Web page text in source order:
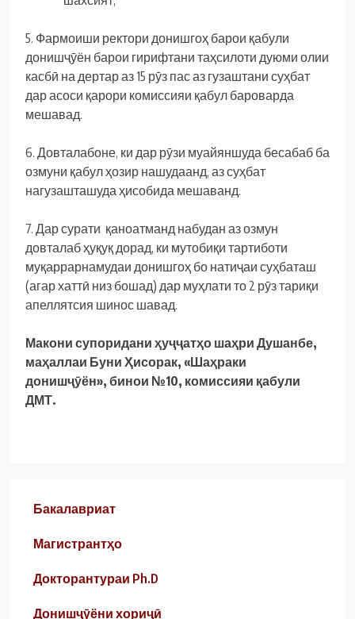
5. Фармоиши ректори донишгоҳ барои қабули
донишҷӯён барои гирифтани таҳсилоти дуюми олии
касбӣ на дертар аз 15 рӯз пас аз гузаштани суҳбат
дар асоси қарори комиссияи қабул бароварда
мешавад.
6. Довталабоне, ки дар рӯзи муайяншуда бесабаб ба
озмуни қабул ҳозир нашудаанд, аз суҳбат
нагузашташуда ҳисобида мешаванд.
7. Дар сурати қаноатманд набудан аз озмун
довталаб ҳуқуқ дорад, ки мутобиқи тартиботи
муқаррарнамудаи донишгоҳ бо натиҷаи суҳбаташ
(агар хаттӣ низ бошад) дар муҳлати то 2 рӯз тариқи
апеллятсия шинос шавад.
Макони супоридани ҳуҷҷатҳо шаҳри Душанбе,
маҳаллаи Буни Ҳисорак, «Шаҳраки
донишҷӯён», бинои №10, комиссияи қабули
ДМТ.
Бакалавриат
Магистрантҳо
Докторантураи Ph.D
Донишҷӯёни хориҷӣ